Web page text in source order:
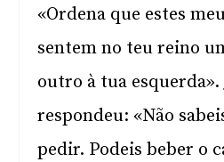
«Ordena que estes
sentem no teu reino
outro à tua esquerda».
respondeu: «Não
pedir. Podeis beber o